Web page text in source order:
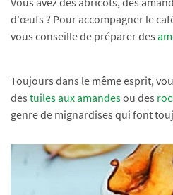
d'œufs ? Pour accompagner le
vous conseille de préparer des
Toujours dans le même esprit,
des tuiles aux amandesou des
genre de mignardises qui font